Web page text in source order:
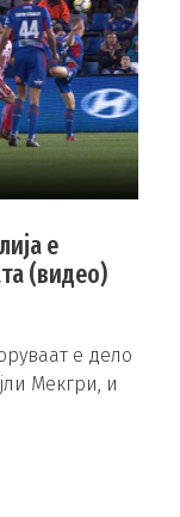
е
(видео)
е дело
Мекгри, и